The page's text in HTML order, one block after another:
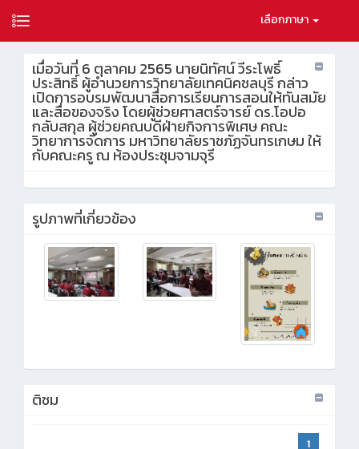
เลือกภาษา
เมื่อวันที่ 6 ตุลาคม 2565 นายนิทัศน์ วีระโพธิ์
ประสิทธิ์ ผู้อำนวยการวิทยาลัยเทคนิคชลบุรี กล่าว
เปิดการอบรมพัฒนาสื่อการเรียนการสอนให้ทันสมัย
และสื่อของจริง โดยผู้ช่วยศาสตร์จารย์ ดร.โอปอ
กลับสกุล ผู้ช่วยคณบดีฝ่ายกิจการพิเศษ คณะ
วิทยาการจัดการ มหาวิทยาลัยราชภัฏจันทรเกษม ให้
กับคณะครู ณ ห้องประชุมจามจุรี
รูปภาพที่เกี่ยวข้อง
ติชม
1